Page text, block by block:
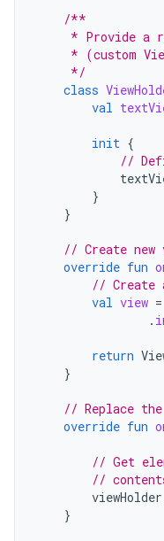
/**
* Provide a
* (custom
     */
class
val
init {
//
}
}
// Create new
override fun
// Create
val view =
.
return
}
// Replace
override fun
// Get
//
viewHolder
}